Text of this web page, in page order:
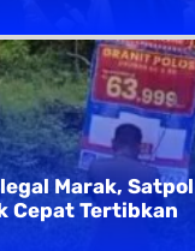
Marak, Satpol
Cepat Tertibkan